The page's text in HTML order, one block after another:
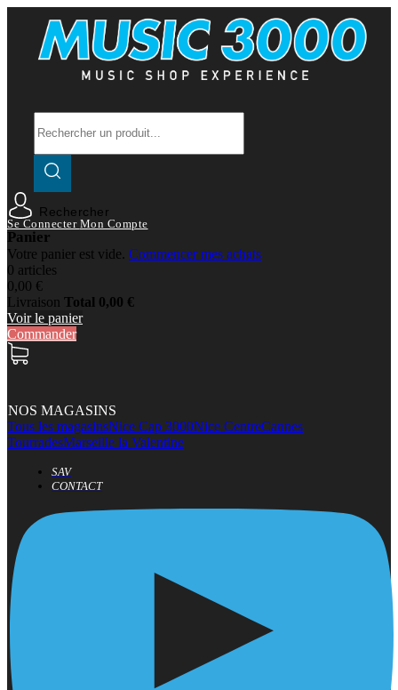
Rechercher
Se Connecter Mon Compte
Panier
Votre panier est vide. Commencer mes achats
0 articles
0,00 €
Livraison Total 0,00 €
Voir le panier
Commander
NOS MAGASINS
Tous les magasinsNice Cap 3000Nice CentreCannes
TourradesMarseille la Valentine
SAV
CONTACT